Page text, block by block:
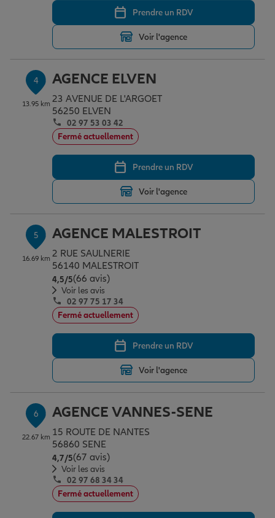
Tous nos devis d'assurance
Prendre un RDV
Voir l'agence
4
13.95 km
AGENCE ELVEN
23 AVENUE DE L'ARGOET
56250 ELVEN
02 97 53 03 42
Fermé actuellement
Prendre un RDV
Voir l'agence
5
16.69 km
AGENCE MALESTROIT
2 RUE SAULNERIE
56140 MALESTROIT
4,5/5Note de 4.5 sur 5
(66 avis)
Voir les avis
02 97 75 17 34
Fermé actuellement
Prendre un RDV
Voir l'agence
6
22.67 km
AGENCE VANNES-SENE
15 ROUTE DE NANTES
56860 SENE
4,7/5Note de 4.7 sur 5
(67 avis)
Voir les avis
02 97 68 34 34
Fermé actuellement